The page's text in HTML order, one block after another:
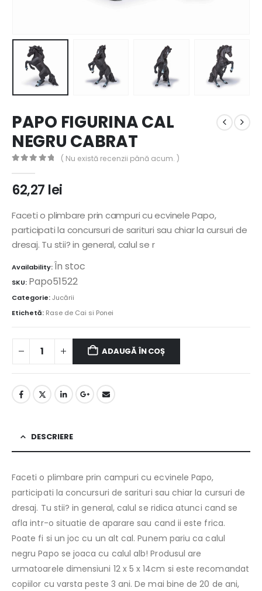
PAPO FIGURINA CAL
NEGRU CABRAT
( Nu există recenzii până acum. )
62,27 lei
Faceti o plimbare prin campuri cu ecvinele Papo,
participati la concursuri de sarituri sau chiar la cursuri de
dresaj. Tu stii? in general, calul se r
Availability:În stoc
SKU: Papo51522
Categorie:Jucării
Etichetă: Rase de Cai si Ponei
ADAUGĂ ÎN COȘ
DESCRIERE
Faceti o plimbare prin campuri cu ecvinele Papo,
participati la concursuri de sarituri sau chiar la cursuri de
dresaj. Tu stii? in general, calul se ridica atunci cand se
afla intr-o situatie de aparare sau cand ii este frica.
Poate fi si un joc cu un alt cal. Punem pariu ca calul
negru Papo se joaca cu calul alb! Produsul are
urmatoarele dimensiuni 12 x 5 x 14cm si este recomandat
copiilor cu varsta peste 3 ani. De mai bine de 20 de ani,